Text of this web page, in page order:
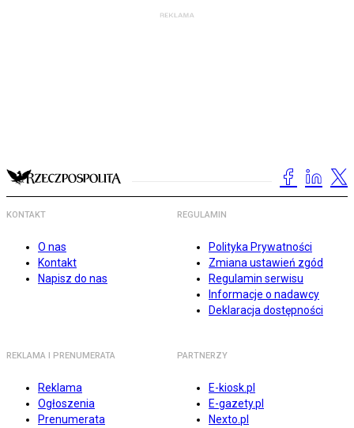
KONTAKT
O nas
Kontakt
Napisz do nas
REGULAMIN
Polityka Prywatności
Zmiana ustawień zgód
Regulamin serwisu
Informacje o nadawcy
Deklaracja dostępności
REKLAMA I PRENUMERATA
Reklama
Ogłoszenia
Prenumerata
PARTNERZY
E-kiosk.pl
E-gazety.pl
Nexto.pl